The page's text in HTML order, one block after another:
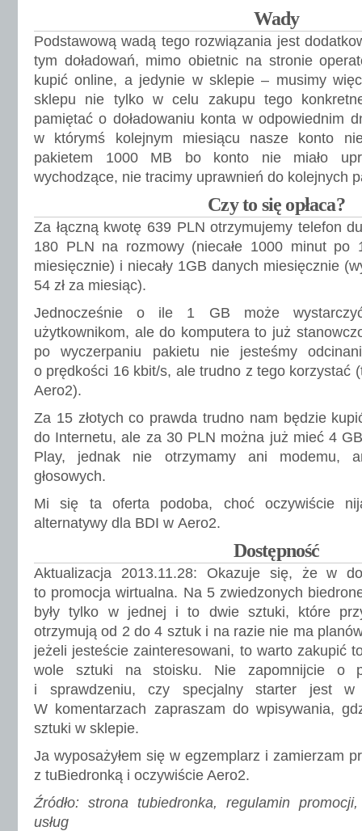
Wady
Podstawową wadą tego rozwiązania jest
tym doładowań, mimo obietnic na stronie
kupić online, a jedynie w sklepie – musimy
sklepu nie tylko w celu zakupu tego
pamiętać o doładowaniu konta w odpowiednim
w którymś kolejnym miesiącu nasze konto
pakietem 1000 MB bo konto nie miało
wychodzące, nie tracimy uprawnień do kolejnych
Czy to się opłaca?
Za łączną kwotę 639 PLN otrzymujemy telefon
180 PLN na rozmowy (niecałe 1000 minut po
miesięcznie) i niecały 1GB danych miesięcznie
54 zł za miesiąc).
Jednocześnie o ile 1 GB może
użytkownikom, ale do komputera to już
po wyczerpaniu pakietu nie jesteśmy
o prędkości 16 kbit/s, ale trudno z tego korzystać
Aero2).
Za 15 złotych co prawda trudno nam będzie
do Internetu, ale za 30 PLN można już mieć 4
Play, jednak nie otrzymamy ani modemu,
głosowych.
Mi się ta oferta podoba, choć oczywiście
alternatywy dla BDI w Aero2.
Dostępność
Aktualizacja 2013.11.28: Okazuje się, że w
to promocja wirtualna. Na 5 zwiedzonych
były tylko w jednej i to dwie sztuki, które
otrzymują od 2 do 4 sztuk i na razie nie ma
jeżeli jesteście zainteresowani, to warto zakupić
wole sztuki na stoisku. Nie zapomnijcie o
i sprawdzeniu, czy specjalny starter jest w
W komentarzach zapraszam do wpisywania,
sztuki w sklepie.
Ja wyposażyłem się w egzemplarz i zamierzam
z tuBiedronką i oczywiście Aero2.
Źródło: strona tubiedronka, regulamin
usług